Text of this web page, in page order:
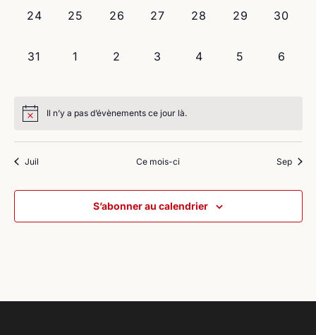
0
24
0
25
0
26
0
27
0
28
0
29
0
30
0
31
0
1
0
2
0
3
0
4
0
5
0
6
Il n’y a pas d’évènements ce jour là.
Juil Ce mois-ci Sep
S’abonner au calendrier